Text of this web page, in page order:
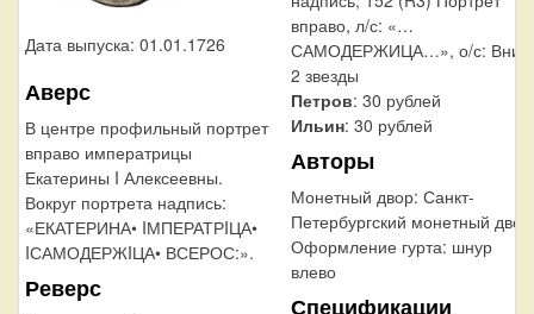
Дата выпуска: 01.01.1726
Аверс
В центре профильный портрет
вправо императрицы
Екатерины I Алексеевны.
Вокруг портрета надпись:
«ЕКАТЕРИНА• IМПЕРАТРIЦА•
IСАМОДЕРЖIЦА• ВСЕРОС:».
Реверс
вправо, л/с: «…
САМОДЕРЖИЦА…», о/с:
2 звезды
Петров: 30 рублей
Ильин: 30 рублей
Авторы
Монетный двор: Санкт-
Петербургский монетный двор
Оформление гурта: шнур
влево
Спецификации